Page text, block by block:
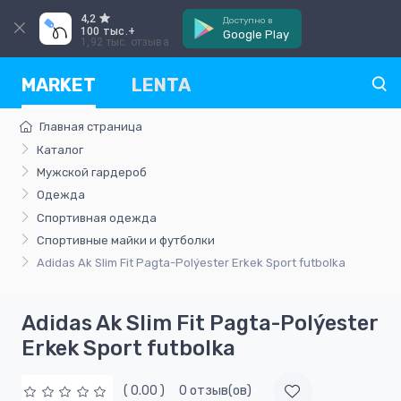
4,2
100 тыс.+
1,92 тыс. отзыва
Доступно в
Google Play
MARKET LENTA
Главная страница
Каталог
Мужской гардероб
Одежда
Спортивная одежда
Спортивные майки и футболки
Adidas Ak Slim Fit Pagta-Polýester Erkek Sport futbolka
Adidas Ak Slim Fit Pagta-Polýester
Erkek Sport futbolka
( 0.00 ) 0 отзыв(ов)